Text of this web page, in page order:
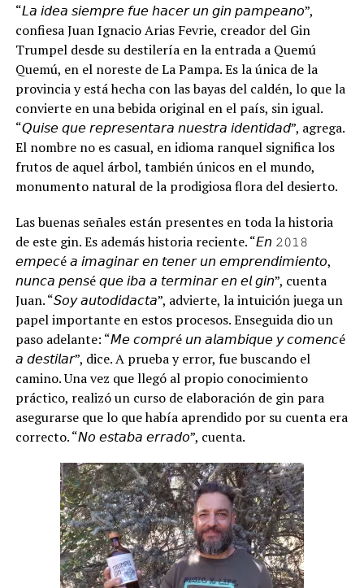
“𝘓𝘢 𝘪𝘥𝘦𝘢 𝘴𝘪𝘦𝘮𝘱𝘳𝘦 𝘧𝘶𝘦 𝘩𝘢𝘤𝘦𝘳 𝘶𝘯 𝘨𝘪𝘯 𝘱𝘢𝘮𝘱𝘦𝘢𝘯𝘰”,
confiesa Juan Ignacio Arias Fevrie, creador del Gin
Trumpel desde su destilería en la entrada a Quemú
Quemú, en el noreste de La Pampa. Es la única de la
provincia y está hecha con las bayas del caldén, lo que la
convierte en una bebida original en el país, sin igual.
“𝘘𝘶𝘪𝘴𝘦 𝘲𝘶𝘦 𝘳𝘦𝘱𝘳𝘦𝘴𝘦𝘯𝘵𝘢𝘳𝘢 𝘯𝘶𝘦𝘴𝘵𝘳𝘢 𝘪𝘥𝘦𝘯𝘵𝘪𝘥𝘢𝘥”, agrega.
El nombre no es casual, en idioma ranquel significa los
frutos de aquel árbol, también únicos en el mundo,
monumento natural de la prodigiosa flora del desierto.
Las buenas señales están presentes en toda la historia
de este gin. Es además historia reciente. “𝘌𝘯 𝟸𝟶𝟷𝟾
𝘦𝘮𝘱𝘦𝘤é 𝘢 𝘪𝘮𝘢𝘨𝘪𝘯𝘢𝘳 𝘦𝘯 𝘵𝘦𝘯𝘦𝘳 𝘶𝘯 𝘦𝘮𝘱𝘳𝘦𝘯𝘥𝘪𝘮𝘪𝘦𝘯𝘵𝘰,
𝘯𝘶𝘯𝘤𝘢 𝘱𝘦𝘯𝘴é 𝘲𝘶𝘦 𝘪𝘣𝘢 𝘢 𝘵𝘦𝘳𝘮𝘪𝘯𝘢𝘳 𝘦𝘯 𝘦𝘭 𝘨𝘪𝘯”, cuenta
Juan. “𝘚𝘰𝘺 𝘢𝘶𝘵𝘰𝘥𝘪𝘥𝘢𝘤𝘵𝘢”, advierte, la intuición juega un
papel importante en estos procesos. Enseguida dio un
paso adelante: “𝘔𝘦 𝘤𝘰𝘮𝘱𝘳é 𝘶𝘯 𝘢𝘭𝘢𝘮𝘣𝘪𝘲𝘶𝘦 𝘺 𝘤𝘰𝘮𝘦𝘯𝘤é
𝘢 𝘥𝘦𝘴𝘵𝘪𝘭𝘢𝘳”, dice. A prueba y error, fue buscando el
camino. Una vez que llegó al propio conocimiento
práctico, realizó un curso de elaboración de gin para
asegurarse que lo que había aprendido por su cuenta era
correcto. “𝘕𝘰 𝘦𝘴𝘵𝘢𝘣𝘢 𝘦𝘳𝘳𝘢𝘥𝘰”, cuenta.